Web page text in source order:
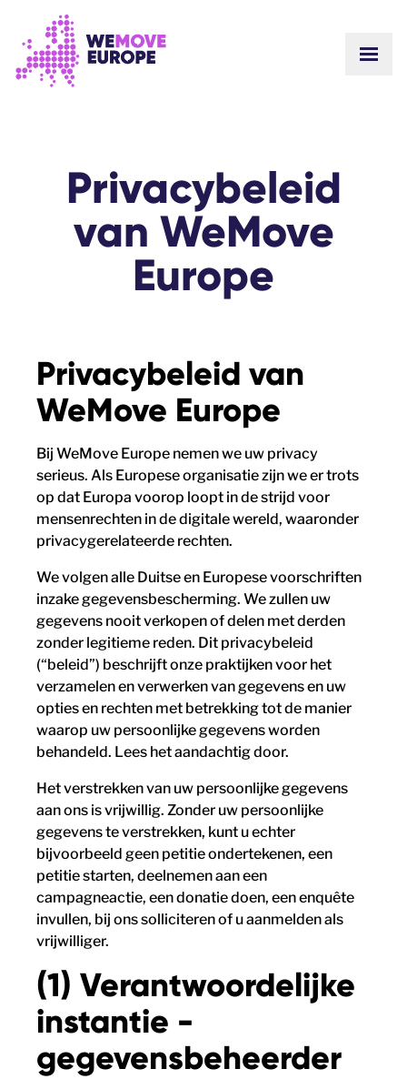
GA NAAR DE HOOFDINHOUD
GA NAAR VOETTEKSTNAVIGATIE
Privacybeleid
van WeMove
Europe
Privacybeleid van
WeMove Europe
Bij WeMove Europe nemen we uw privacy
serieus. Als Europese organisatie zijn we er trots
op dat Europa voorop loopt in de strijd voor
mensenrechten in de digitale wereld, waaronder
privacygerelateerde rechten.
We volgen alle Duitse en Europese voorschriften
inzake gegevensbescherming. We zullen uw
gegevens nooit verkopen of delen met derden
zonder legitieme reden. Dit privacybeleid
(“beleid”) beschrijft onze praktijken voor het
verzamelen en verwerken van gegevens en uw
opties en rechten met betrekking tot de manier
waarop uw persoonlijke gegevens worden
behandeld. Lees het aandachtig door.
Het verstrekken van uw persoonlijke gegevens
aan ons is vrijwillig. Zonder uw persoonlijke
gegevens te verstrekken, kunt u echter
bijvoorbeeld geen petitie ondertekenen, een
petitie starten, deelnemen aan een
campagneactie, een donatie doen, een enquête
invullen, bij ons solliciteren of u aanmelden als
vrijwilliger.
(1) Verantwoordelijke
instantie -
gegevensbeheerder